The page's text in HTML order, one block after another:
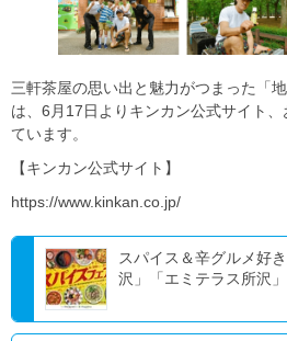
三軒茶屋の思い出と魅力がつまった「
は、6月17日よりキンカン公式サイト
ています。
【キンカン公式サイト】
https://www.kinkan.co.jp/
スパイス＆辛グルメ好
沢」「エミテラス所沢